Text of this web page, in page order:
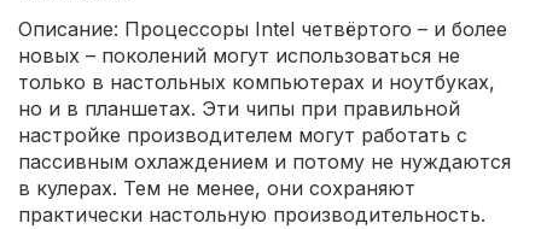
Описание: Процессоры Intel четвёртого – и более
новых – поколений могут использоваться не
только в настольных компьютерах и ноутбуках,
но и в планшетах. Эти чипы при правильной
настройке производителем могут работать с
пассивным охлаждением и потому не нуждаются
в кулерах. Тем не менее, они сохраняют
практически настольную производительность.